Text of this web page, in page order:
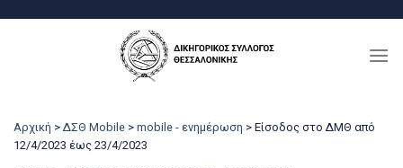
Αρχική > ΔΣΘ Mobile > mobile - ενημέρωση > Είσοδος στο ΔΜΘ από
12/4/2023 έως 23/4/2023